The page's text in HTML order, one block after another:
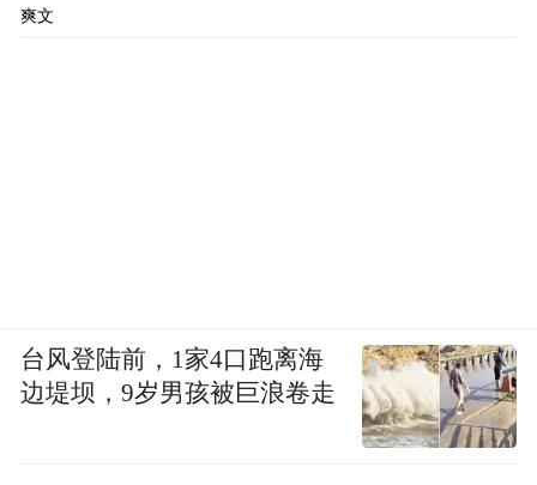
爽文
台风登陆前，1家4口跑离海
边堤坝，9岁男孩被巨浪卷走